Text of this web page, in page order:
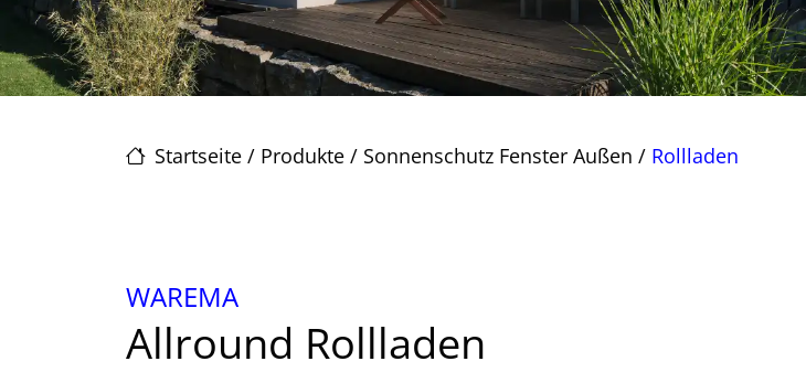
Startseite / Produkte / Sonnenschutz Fenster Außen / Rollladen
WAREMA
Allround Rollladen